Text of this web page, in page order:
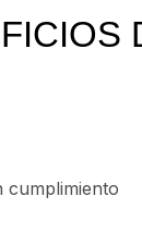
cumplimiento